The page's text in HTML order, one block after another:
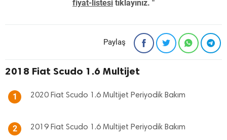
fiyat-listesi tıklayınız. "
Paylaş
2018 Fiat Scudo 1.6 Multijet
1 2020 Fiat Scudo 1.6 Multijet Periyodik Bakım
2 2019 Fiat Scudo 1.6 Multijet Periyodik Bakım